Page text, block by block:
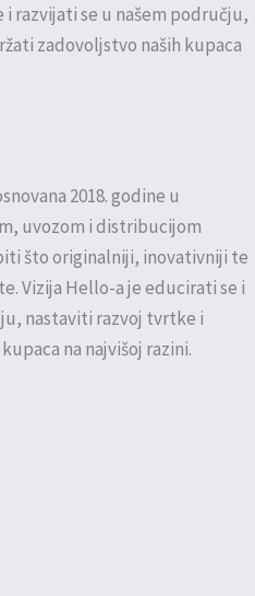
razvijati se u našem području,
zadovoljstvo naših kupaca
2018. godine u
uvozom i distribucijom
što originalniji, inovativniji te
Vizija Hello-a je educirati se i
nastaviti razvoj tvrtke i
na najvišoj razini.